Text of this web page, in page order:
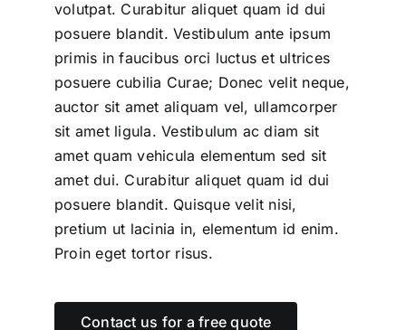
volutpat. Curabitur aliquet quam id dui
posuere blandit. Vestibulum ante ipsum
primis in faucibus orci luctus et ultrices
posuere cubilia Curae; Donec velit neque,
auctor sit amet aliquam vel, ullamcorper
sit amet ligula. Vestibulum ac diam sit
amet quam vehicula elementum sed sit
amet dui. Curabitur aliquet quam id dui
posuere blandit. Quisque velit nisi,
pretium ut lacinia in, elementum id enim.
Proin eget tortor risus.
Contact us for a free quote